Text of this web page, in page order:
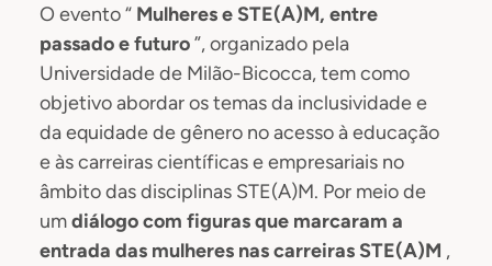
O evento “ Mulheres e STE(A)M, entre
passado e futuro”, organizado pela
Universidade de Milão-Bicocca, tem como
objetivo abordar os temas da inclusividade e
da equidade de gênero no acesso à educação
e às carreiras científicas e empresariais no
âmbito das disciplinas STE(A)M. Por meio de
umdiálogo com figuras que marcaram a
entrada das mulheres nas carreiras STE(A)M ,